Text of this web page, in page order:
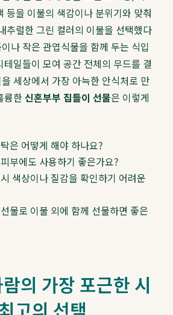
등을 이불의 색감이나 분위기와 맞춰
추럴한 그린 컬러의 이불을 선택했다
나 작은 관엽식물을 함께 두는 식입
일들이 모여 공간 전체의 무드를 결
세상에서 가장 아늑한 안식처로 만
륭한신혼부부 집들이 선물은 이렇게
은 어떻게 해야 하나요?
부에도 사용하기 좋은가요?
색상이나 질감을 확인하기 어려운
물로 이불 외에 함께 선물하면 좋은
의 가장 포근한 시